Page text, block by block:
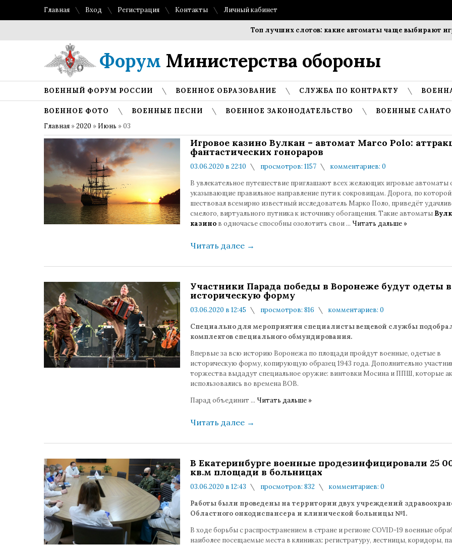
Главная Вход Регистрация Контакты Личный кабинет
Топ лучших слотов: какие автоматы чаще выбирают
Форум Министерства обороны
ВОЕННЫЙ ФОРУМ РОССИИ ВОЕННОЕ ОБРАЗОВАНИЕ СЛУЖБА ПО КОНТРАКТУ
ВОЕННОЕ ФОТО ВОЕННЫЕ ПЕСНИ ВОЕННОЕ ЗАКОНОДАТЕЛЬСТВО ВОЕННЫЕ
Главная »2020 » Июнь »03
Игровое казино Вулкан – автомат Marco Polo:
фантастических гонораров
03.06.2020 в 22:10 просмотров: 1157
комментариев: 0
В увлекательное путешествие приглашают всех желающих игровые автоматы
указывающие правильное направление пути к сокровищам. Дорога, по которой
шествовал всемирно известный исследователь Марко Поло, приведёт
смелого, виртуального путника к источнику обогащения. Такие автоматы
казино в одночасье способны озолотить свои ... Читать дальше »
Читать далее →
Участники Парада победы в Воронеже будут одеты в
историческую форму
03.06.2020 в 12:45 просмотров: 816
комментариев: 0
Специально для мероприятия специалисты вещевой службы
комплектов специального обмундирования.
Впервые за всю историю Воронежа по площади пройдут военные, одетые в
историческую форму, копирующую образец 1943 года. Дополнительно
торжества выдадут специальное оружие: винтовки Мосина и ППШ, которые
использовались во времена ВОВ.
Парад объединит ... Читать дальше »
Читать далее →
В Екатеринбурге военные продезинфицировали 25
кв.м площади в больницах
03.06.2020 в 12:43 просмотров: 832
комментариев: 0
Работы были проведены на территории двух учреждений
Областного онкодиспансера и клинической больницы №1.
В ходе борьбы с распространением в стране и регионе COVID-19 военные
наиболее посещаемые места в клиниках: регистратуру, лестницы, коридоры,